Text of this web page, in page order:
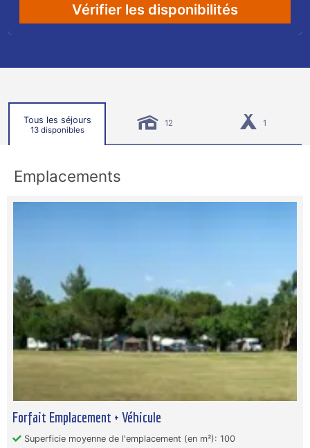
Vérifier les disponibilités
Tous les séjours
13 disponibles
12 1
Emplacements
Forfait Emplacement + Véhicule
Superficie moyenne de l'emplacement (en m²): 100